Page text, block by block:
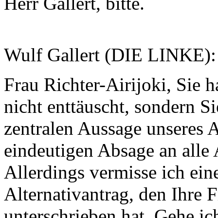
Wulf Gallert (DIE LINKE):
Frau Richter-Airijoki, Sie
nicht enttäuscht, sondern
zentralen Aussage
eindeutigen Absage an
Allerdings vermisse ich
Alternativantrag, den Ihre